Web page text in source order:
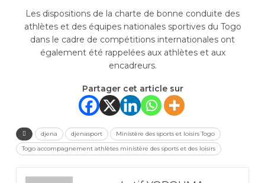
Les dispositions de la charte de bonne conduite des
athlètes et des équipes nationales sportives du Togo
dans le cadre de compétitions internationales ont
également été rappelées aux athlètes et aux
encadreurs.
Partager cet article sur
djena djenasport
Ministère des sports et loisirs Togo
Togo accompagnement athlètes ministère des sports et des loisirs